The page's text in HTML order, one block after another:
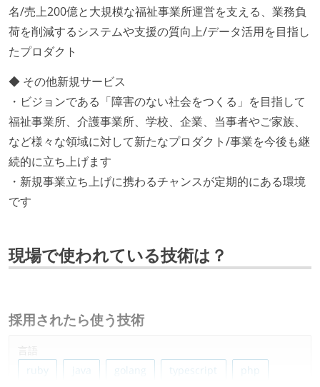
名/売上200億と大規模な福祉事業所運営を支える、業務負
荷を削減するシステムや支援の質向上/データ活用を目指し
たプロダクト
◆ その他新規サービス
・ビジョンである「障害のない社会をつくる」を目指して
福祉事業所、介護事業所、学校、企業、当事者やご家族、
など様々な領域に対して新たなプロダクト/事業を今後も継
続的に立ち上げます
・新規事業立ち上げに携わるチャンスが定期的にある環境
です
現場で使われている技術は？
採用されたら使う技術
言語
ruby
java golang typescript php